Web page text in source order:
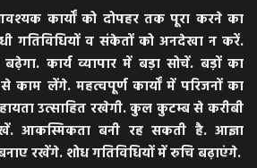
कार्यों को दोपहर तक पूरा करने का
गतिविधियों व संकेतों को अनदेखा न करें.
कार्य व्यापार में बड़ा सोचें. बड़ों का
काम लेंगे. महत्वपूर्ण कार्यों में परिजनों का
उत्साहित रखेगी. कुल कुटम्ब से करीबी
आकस्मिकता बनी रह सकती है. आज्ञा
रखेंगे. शोध गतिविधियों में रुचि बढ़ाएंगे.